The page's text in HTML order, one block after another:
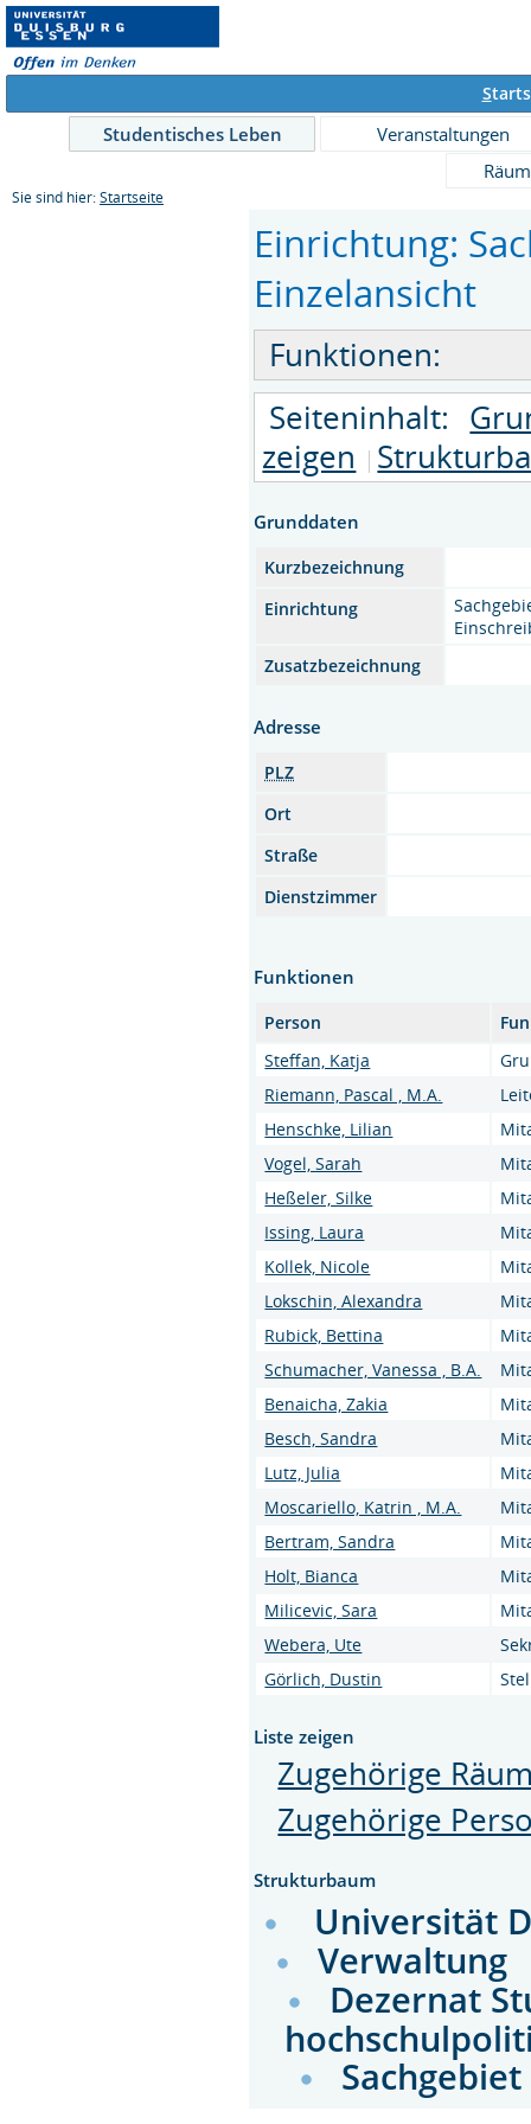
S
Studentisches Leben
Veranstaltungen
Sie sind hier: Startseite
Einrichtung:
Einzelansicht
Funktionen:
Seiteninhalt:
zeigen
Grunddaten
Kurzbezeichnung
Einrichtung
Zusatzbezeichnung
Adresse
PLZ
Ort
Straße
Dienstzimmer
Funktionen
Person
Steffan, Katja
Riemann, Pascal , M.A.
Henschke, Lilian
Vogel, Sarah
Heßeler, Silke
Issing, Laura
Kollek, Nicole
Lokschin, Alexandra
Rubick, Bettina
Schumacher, Vanessa , B.A.
Benaicha, Zakia
Besch, Sandra
Lutz, Julia
Moscariello, Katrin , M.A.
Bertram, Sandra
Holt, Bianca
Milicevic, Sara
Webera, Ute
Görlich, Dustin
Liste zeigen
Zugehörige
Zugehörige
Strukturbaum
Universität
Verwaltung
Dezernat